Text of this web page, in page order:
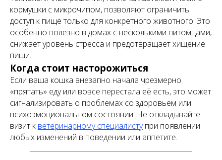
кормушки с микрочипом, позволяют ограничить
доступ к пище только для конкретного животного. Это
особенно полезно в домах с несколькими питомцами,
снижает уровень стресса и предотвращает хищение
пищи.
Когда стоит насторожиться
Если ваша кошка внезапно начала чрезмерно
«прятать» еду или вовсе перестала её есть, это может
сигнализировать о проблемах со здоровьем или
психоэмоциональном состоянии. Не откладывайте
визит к ветеринарному специалиступри появлении
любых изменений в поведении или аппетите.